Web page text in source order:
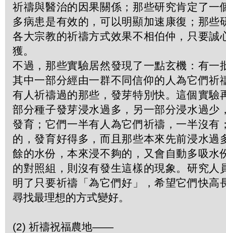
祈禱與醫治的因果關係；那些研究肯定了一
多病患是有效的，可以明顯加速康復；那些
各大宗教的祈禱方式效果不相伯仲，只要誠
獲。
不過，那些實驗居然發現了一點玄機：有一
其中一部分經由一群不同信仰的人為它們祈
有人祈禱過的那些，發芽特別快。這個實驗
部分種子發芽浸水過多，另一部分浸水過少
發育；它們一半有人為它們祈禱，一半沒有
的，發育好得多，而且那些本來先前浸水過
餘的水份，本來浸不夠的，又會自動多吸水
的對照組，則沒有發生這樣的現象。研究人
明了只要祈禱「為它們好」，希望它們快高
尋找最理想的方式變好。
(2) 祈禱祝福農地——